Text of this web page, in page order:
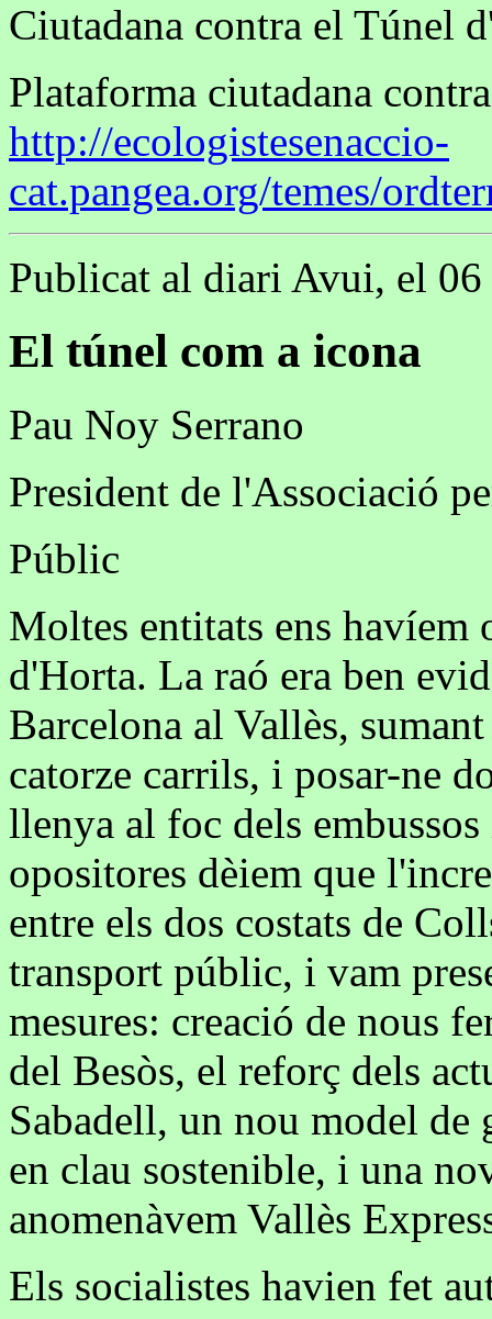
Ciutadana contra el Túnel
Plataforma ciutadana
http://ecologistesenaccio-
cat.pangea.org/temes/
Publicat al diari Avui, el 06
El túnel com a icona
Pau Noy Serrano
President de l'Associació
Públic
Moltes entitats ens havíem
d'Horta. La raó era ben
Barcelona al Vallès,
catorze carrils, i posar-ne
llenya al foc dels
opositores dèiem que
entre els dos costats de
transport públic, i vam
mesures: creació de nous
del Besòs, el reforç dels
Sabadell, un nou model de
en clau sostenible, i una
anomenàvem Vallès
Els socialistes havien fet